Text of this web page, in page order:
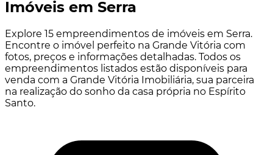
Imóveis em Serra
Explore 15 empreendimentos de imóveis em Serra.
Encontre o imóvel perfeito na Grande Vitória com
fotos, preços e informações detalhadas. Todos os
empreendimentos listados estão disponíveis para
venda com a Grande Vitória Imobiliária, sua parceira
na realização do sonho da casa própria no Espírito
Santo.